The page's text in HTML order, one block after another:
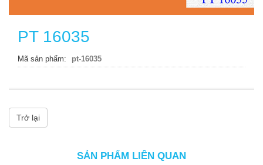
PT 16035
Mã sản phẩm pt-16035
Trở lại
SẢN PHẨM LIÊN QUAN